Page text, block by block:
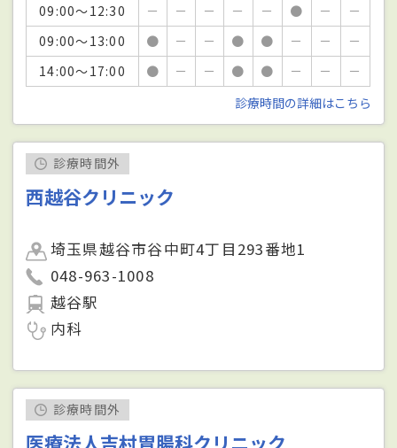
09:00～12:30
－ － － － － ● －
－
09:00～13:00
● － － ● ● － －
－
14:00～17:00
● － － ● ● － －
－
診療時間の詳細はこちら
診療時間外
西越谷クリニック
埼玉県越谷市谷中町4丁目293番地1
048-963-1008
越谷駅
内科
診療時間外